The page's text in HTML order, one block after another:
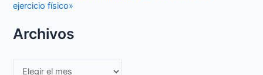
ejercicio físico»
Archivos
Archivos